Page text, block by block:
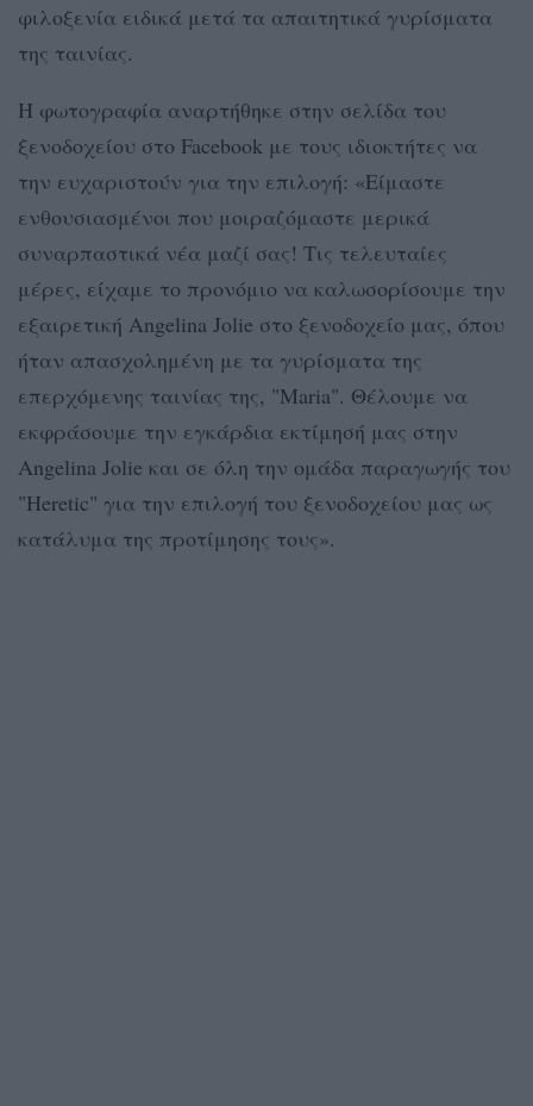
φιλοξενία ειδικά μετά τα απαιτητικά γυρίσματα
της ταινίας.
Η φωτογραφία αναρτήθηκε στην σελίδα του
ξενοδοχείου στο Facebook με τους ιδιοκτήτες να
την ευχαριστούν για την επιλογή: «Είμαστε
ενθουσιασμένοι που μοιραζόμαστε μερικά
συναρπαστικά νέα μαζί σας! Τις τελευταίες
μέρες, είχαμε το προνόμιο να καλωσορίσουμε την
εξαιρετική Angelina Jolie στο ξενοδοχείο μας, όπου
ήταν απασχολημένη με τα γυρίσματα της
επερχόμενης ταινίας της, "Maria". Θέλουμε να
εκφράσουμε την εγκάρδια εκτίμησή μας στην
Angelina Jolie και σε όλη την ομάδα παραγωγής του
"Heretic" για την επιλογή του ξενοδοχείου μας ως
κατάλυμα της προτίμησης τους».